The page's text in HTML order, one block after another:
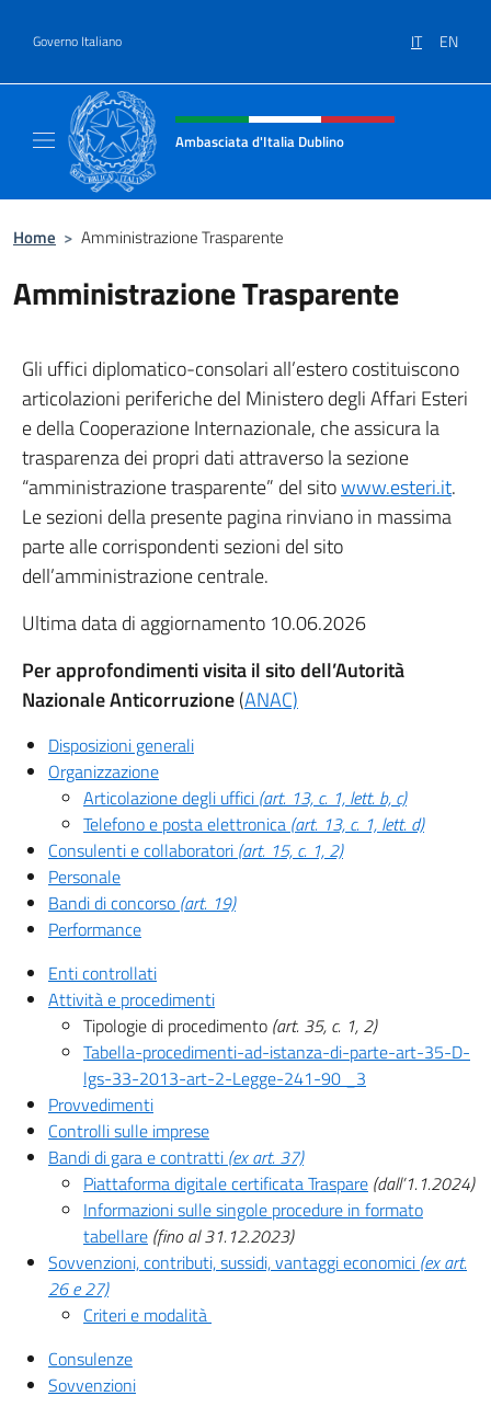
Governo Italiano IT EN
Intestazione sito, social e menù
Ambasciata d'Italia Dublino
Home > Amministrazione Trasparente
Amministrazione Trasparente
Gli uffici diplomatico-consolari all’estero costituiscono
articolazioni periferiche del Ministero degli Affari Esteri
e della Cooperazione Internazionale, che assicura la
trasparenza dei propri dati attraverso la sezione
“amministrazione trasparente” del sitowww.esteri.it.
Le sezioni della presente pagina rinviano in massima
parte alle corrispondenti sezioni del sito
dell’amministrazione centrale.
Ultima data di aggiornamento 10.06.2026
Per approfondimenti visita il sito dell’Autorità
Nazionale Anticorruzione(ANAC)
Disposizioni generali
Organizzazione
Articolazione degli uffici (art. 13, c. 1, lett. b, c)
Telefono e posta elettronica (art. 13, c. 1, lett. d)
Consulenti e collaboratori (art. 15, c. 1, 2)
Personale
Bandi di concorso (art. 19)
Performance
Enti controllati
Attività e procedimenti
Tipologie di procedimento (art. 35, c. 1, 2)
Tabella-procedimenti-ad-istanza-di-parte-art-35-D-
lgs-33-2013-art-2-Legge-241-90 _3
Provvedimenti
Controlli sulle imprese
Bandi di gara e contratti (ex art. 37)
Piattaforma digitale certificata Traspare (dall’1.1.2024)
Informazioni sulle singole procedure in formato
tabellare (fino al 31.12.2023)
Sovvenzioni, contributi, sussidi, vantaggi economici (ex art.
26 e 27)
Criteri e modalità
Consulenze
Sovvenzioni